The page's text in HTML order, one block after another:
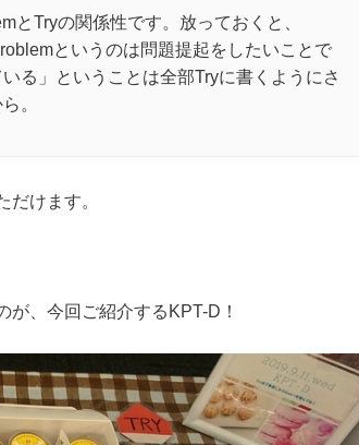
とTryの関係性です。放っておくと、
というのは問題提起をしたいことで
る」ということは全部Tryに書くようにさ
。
けます。
、今回ご紹介するKPT-D！